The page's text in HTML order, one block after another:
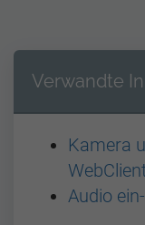
Verwandte
Kamera
Audio